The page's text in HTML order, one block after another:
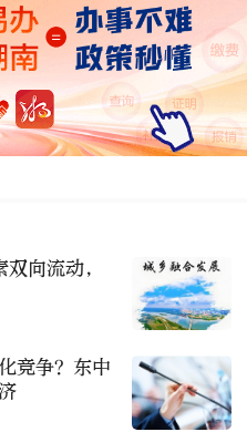
向流动，
竞争？东中